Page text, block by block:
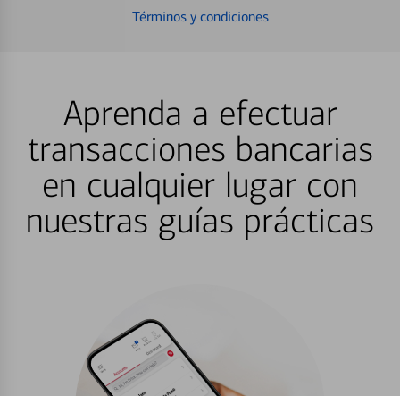
Términos y condiciones
Aprenda a efectuar
transacciones bancarias
en cualquier lugar con
nuestras guías prácticas